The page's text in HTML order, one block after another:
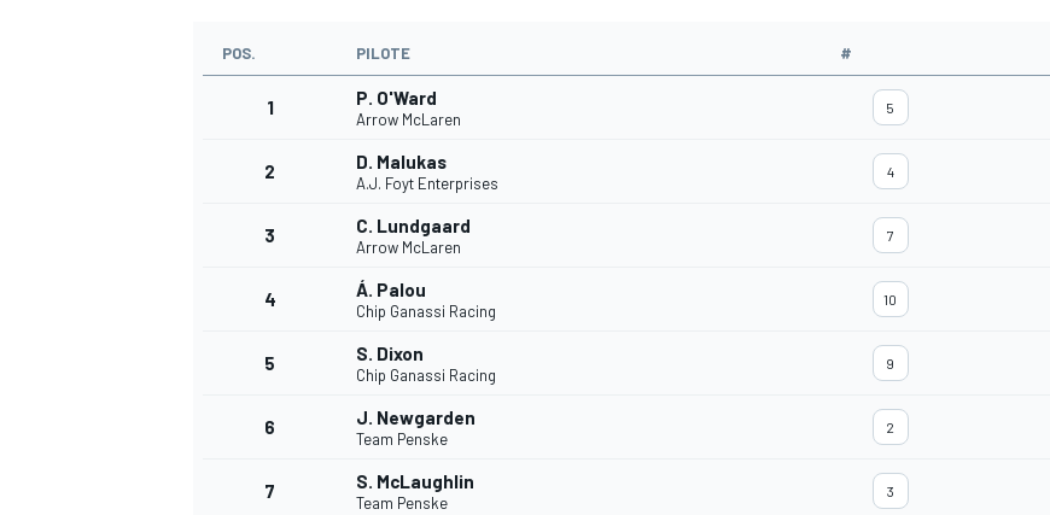
POS. PILOTE #
1 P. O'Ward
Arrow McLaren
5
2 D. Malukas
A.J. Foyt Enterprises
4
3 C. Lundgaard
Arrow McLaren
7
4 Á. Palou
Chip Ganassi Racing
10
5 S. Dixon
Chip Ganassi Racing
9
6 J. Newgarden
Team Penske
2
7 S. McLaughlin
Team Penske
3